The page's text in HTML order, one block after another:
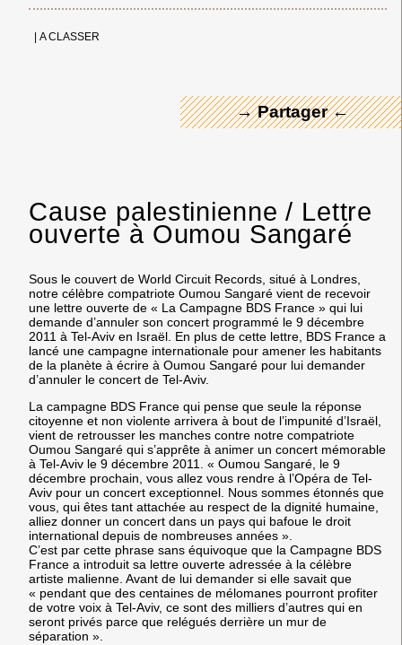
A CLASSER
→ Partager ←
Cause palestinienne / Lettre
ouverte à Oumou Sangaré
Sous le couvert de World Circuit Records, situé à Londres,
notre célèbre compatriote Oumou Sangaré vient de recevoir
une lettre ouverte de « La Campagne BDS France » qui lui
demande d’annuler son concert programmé le 9 décembre
2011 à Tel-Aviv en Israël. En plus de cette lettre, BDS France a
lancé une campagne internationale pour amener les habitants
de la planète à écrire à Oumou Sangaré pour lui demander
d’annuler le concert de Tel-Aviv.
La campagne BDS France qui pense que seule la réponse
citoyenne et non violente arrivera à bout de l’impunité d’Israël,
vient de retrousser les manches contre notre compatriote
Oumou Sangaré qui s’apprête à animer un concert mémorable
à Tel-Aviv le 9 décembre 2011. « Oumou Sangaré, le 9
décembre prochain, vous allez vous rendre à l’Opéra de Tel-
Aviv pour un concert exceptionnel. Nous sommes étonnés que
vous, qui êtes tant attachée au respect de la dignité humaine,
alliez donner un concert dans un pays qui bafoue le droit
international depuis de nombreuses années ».
C’est par cette phrase sans équivoque que la Campagne BDS
France a introduit sa lettre ouverte adressée à la célèbre
artiste malienne. Avant de lui demander si elle savait que
« pendant que des centaines de mélomanes pourront profiter
de votre voix à Tel-Aviv, ce sont des milliers d’autres qui en
seront privés parce que relégués derrière un mur de
séparation ».